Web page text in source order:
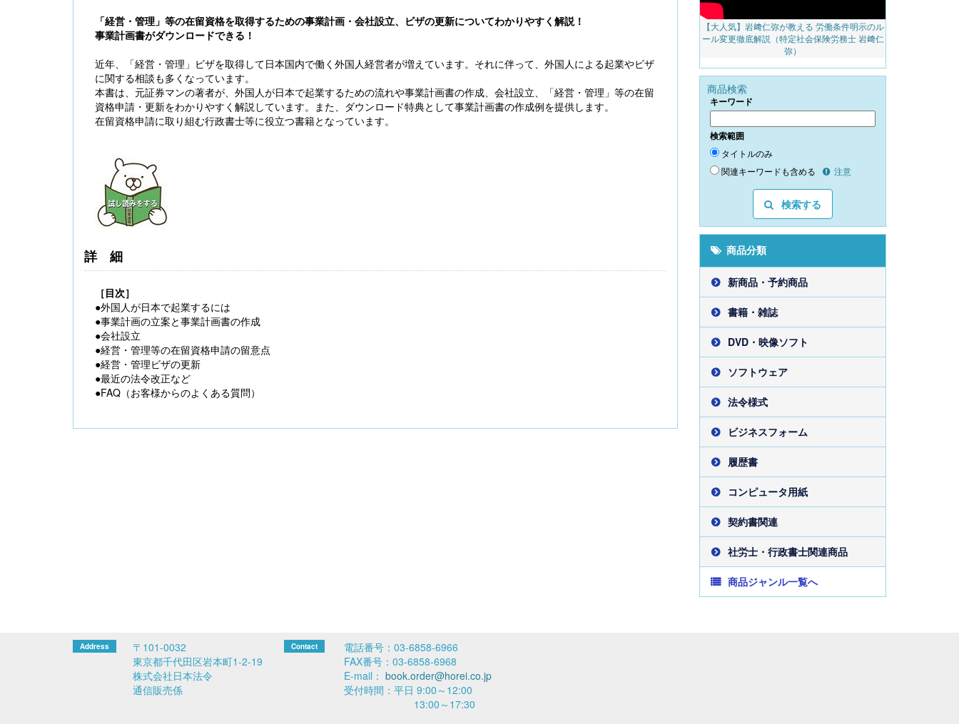
「経営・管理」等の在留資格を取得するための事業計画・会社設立、ビザの更新についてわかりやすく解説！
事業計画書がダウンロードできる！
近年、「経営・管理」ビザを取得して日本国内で働く外国人経営者が増えています。それに伴って、外国人による起業やビザ
に関する相談も多くなっています。
本書は、元証券マンの著者が、外国人が日本で起業するための流れや事業計画書の作成、会社設立、「経営・管理」等の在留
資格申請・更新をわかりやすく解説しています。また、ダウンロード特典として事業計画書の作成例を提供します。
在留資格申請に取り組む行政書士等に役立つ書籍となっています。
詳細
［目次］
●外国人が日本で起業するには
●事業計画の立案と事業計画書の作成
●会社設立
●経営・管理等の在留資格申請の留意点
●経営・管理ビザの更新
●最近の法令改正など
●FAQ（お客様からのよくある質問）
無料配信】技能実習廃止・新制度移行、特定技
能２号の対象拡大･･･ 改正対応＆社労士のコンサ
ール の見どころ
【大注目】令和６年度 介護事業所の処遇改善加
【大人気】岩﨑仁弥が教える 労働条件明示のル
ール変更徹底解説（特定社会保険労務士 岩﨑仁
弥）
【大注目】令和６年度 介護事業所の処遇改善加
算・補助金の実務（介護人材コンサルタント
商品検索
キーワード
検索範囲
タイトルのみ
関連キーワードも含める
注意
検索する
商品分類
新商品・予約商品
書籍・雑誌
DVD・映像ソフト
ソフトウェア
法令様式
ビジネスフォーム
履歴書
コンピュータ用紙
契約書関連
社労士・行政書士関連商品
商品ジャンル一覧へ
〒101-0032
東京都千代田区岩本町1-2-19
株式会社日本法令
通信販売係
電話番号：03-6858-6966
FAX番号：03-6858-6968
E-mail： book.order@horei.co.jp
受付時間：平日 9:00～12:00
13:00～17:30